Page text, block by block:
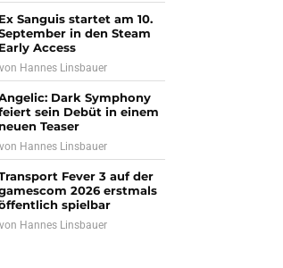
Ex Sanguis startet am 10.
in den Steam
Early Access
von Hannes Linsbauer
Dark Symphony
sein Debüt in einem
neuen Teaser
von Hannes Linsbauer
Fever 3 auf der
2026 erstmals
spielbar
von Hannes Linsbauer